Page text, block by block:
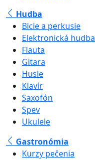
Hudba
Bicie a perkusie
Elektronická hudba
Flauta
Gitara
Husle
Klavír
Saxofón
Spev
Ukulele
Gastronómia
Kurzy pečenia